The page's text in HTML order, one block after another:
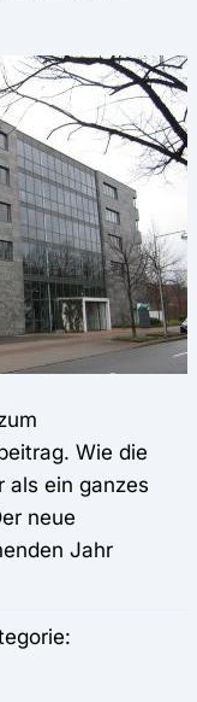
Wie die
als ein ganzes
neue
Jahr